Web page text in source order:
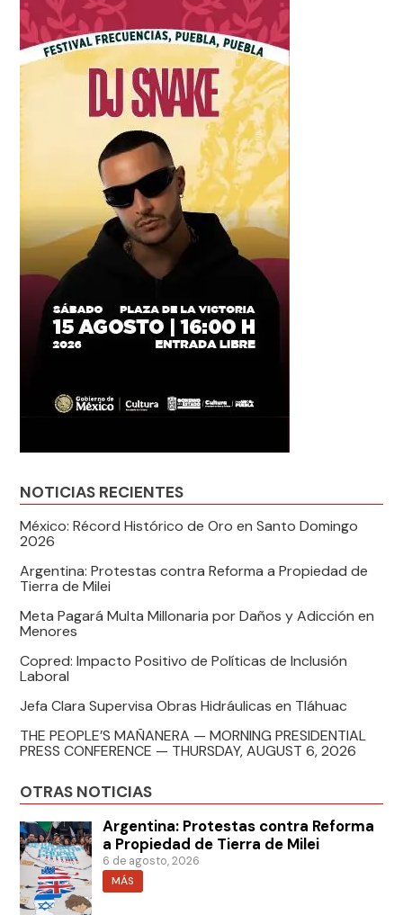
NOTICIAS RECIENTES
México: Récord Histórico de Oro en Santo Domingo
2026
Argentina: Protestas contra Reforma a Propiedad de
Tierra de Milei
Meta Pagará Multa Millonaria por Daños y Adicción en
Menores
Copred: Impacto Positivo de Políticas de Inclusión
Laboral
Jefa Clara Supervisa Obras Hidráulicas en Tláhuac
THE PEOPLE’S MAÑANERA — MORNING PRESIDENTIAL
PRESS CONFERENCE — THURSDAY, AUGUST 6, 2026
OTRAS NOTICIAS
Argentina: Protestas contra Reforma
a Propiedad de Tierra de Milei
6 de agosto, 2026
MÁS